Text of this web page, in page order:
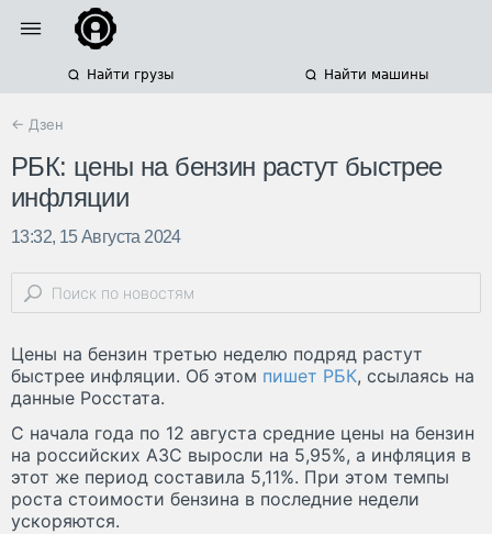
Найти грузы Найти машины
← Дзен
РБК: цены на бензин растут быстрее
инфляции
13:32, 15 Августа 2024
Цены на бензин третью неделю подряд растут
быстрее инфляции. Об этом пишет РБК, ссылаясь на
данные Росстата.
С начала года по 12 августа средние цены на бензин
на российских АЗС выросли на 5,95%, а инфляция в
этот же период составила 5,11%. При этом темпы
роста стоимости бензина в последние недели
ускоряются.